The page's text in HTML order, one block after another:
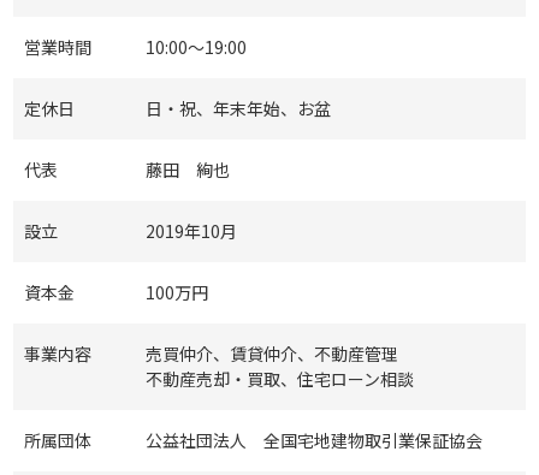
営業時間 10:00～19:00
定休日 日・祝、年末年始、お盆
代表 藤田 絢也
設立 2019年10月
資本金 100万円
事業内容
売買仲介、賃貸仲介、不動産管理
不動産売却・買取、住宅ローン相談
所属団体 公益社団法人 全国宅地建物取引業保証協会